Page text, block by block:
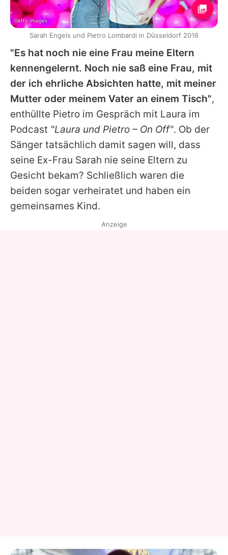
"Es hat noch nie eine Frau meine Eltern
kennengelernt. Noch nie saß eine Frau, mit
der ich ehrliche Absichten hatte, mit meiner
Mutter oder meinem Vater an einem Tisch",
enthüllte Pietro im Gespräch mit Laura im
Podcast "Laura und Pietro – On Off". Ob der
Sänger tatsächlich damit sagen will, dass
seine Ex-Frau Sarah nie seine Eltern zu
Gesicht bekam? Schließlich waren die
beiden sogar verheiratet und haben ein
gemeinsames Kind.
Getty Images
Sarah Engels und Pietro Lombardi in Düsseldorf 2016
Anzeige